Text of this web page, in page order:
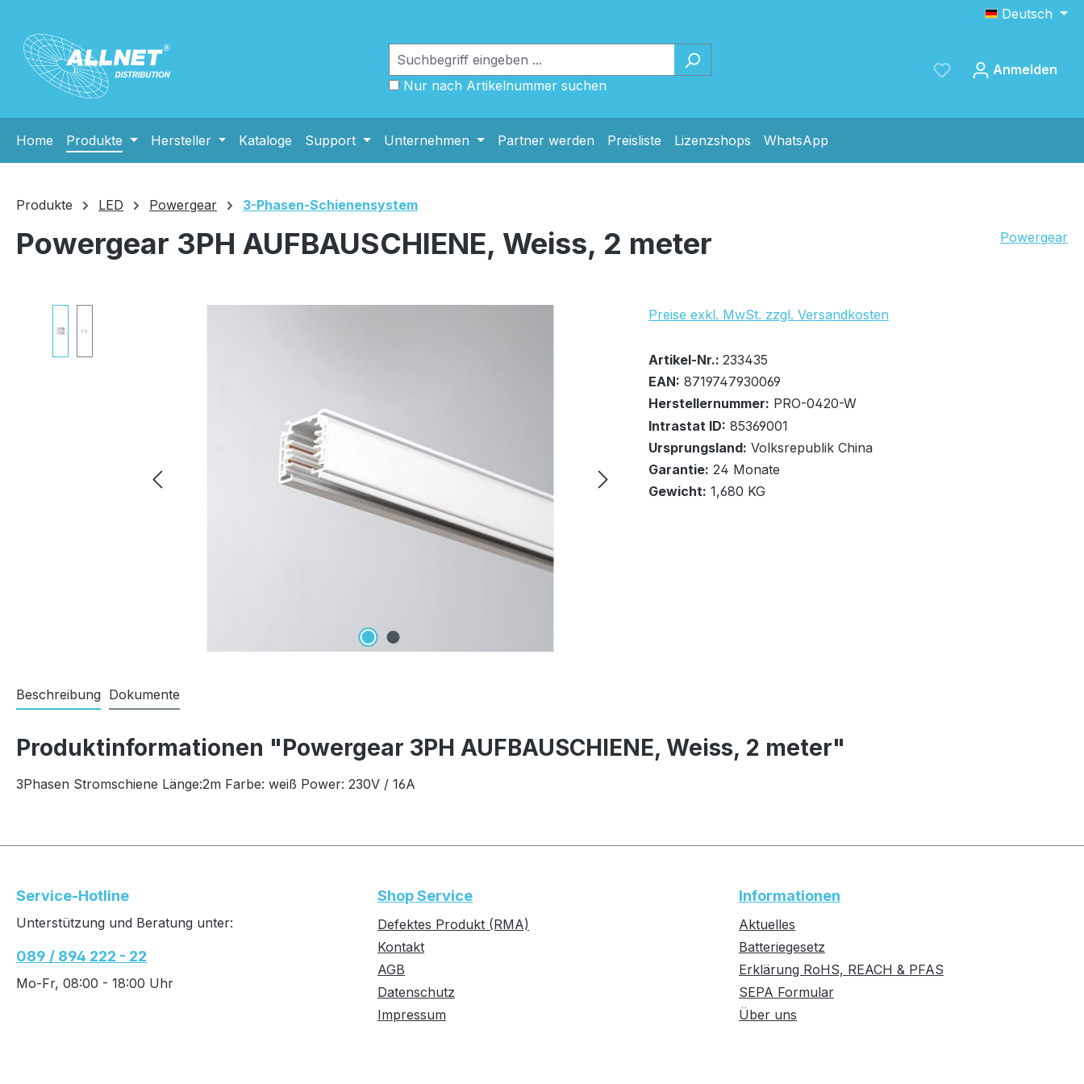
Deutsch
Nur nach Artikelnummer suchen
Anmelden
Home Produkte Hersteller Kataloge Support Unternehmen Partner werden Preisliste Lizenzshops WhatsApp
Produkte LED Powergear 3-Phasen-Schienensystem
Powergear 3PH AUFBAUSCHIENE, Weiss, 2 meter Powergear
Preise exkl. MwSt. zzgl. Versandkosten
Bestand:3x
Sofort verfügbar, Lieferzeit: 1-2 Tage
DHL Versand Überlänge bis 2m
In den Warenkorb
Artikel-Nr.: 233435
EAN: 8719747930069
Herstellernummer: PRO-0420-W
Intrastat ID: 85369001
Ursprungsland: Volksrepublik China
Garantie: 24 Monate
Gewicht: 1,680 KG
Beschreibung Dokumente
Produktinformationen "Powergear 3PH AUFBAUSCHIENE, Weiss, 2 meter"
3Phasen Stromschiene Länge:2m Farbe: weiß Power: 230V / 16A
Service-Hotline
Unterstützung und Beratung unter:
089 / 894 222 - 22
Mo-Fr, 08:00 - 18:00 Uhr
Shop Service
Defektes Produkt (RMA)
Kontakt
AGB
Datenschutz
Impressum
Informationen
Aktuelles
Batteriegesetz
Erklärung RoHS, REACH & PFAS
SEPA Formular
Über uns